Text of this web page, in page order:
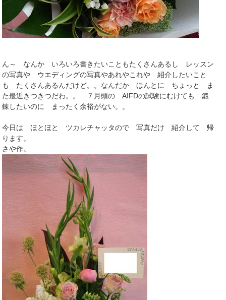
ん～ なんか いろいろ書きたいこともたくさんあるし レッスン
の写真や ウエディングの写真やあれやこれや 紹介したいこと
も たくさんあるんだけど。。なんだか ほんとに ちょっと ま
た最近きつきつだわ。。 ７月頭の AIFDの試験にむけても 鍛
錬したいのに まったく余裕がない。。
今日は ほとほと ツカレチャッタので 写真だけ 紹介して 帰
ります。
さや作。